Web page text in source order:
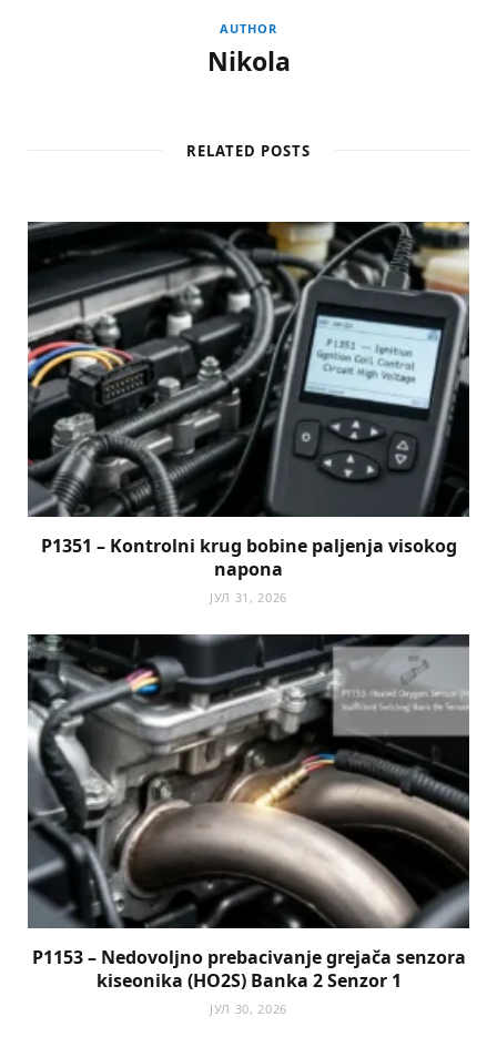
AUTHOR
Nikola
RELATED POSTS
P1351 – Kontrolni krug bobine paljenja visokog
napona
ЈУЛ 31, 2026
P1153 – Nedovoljno prebacivanje grejača senzora
kiseonika (HO2S) Banka 2 Senzor 1
ЈУЛ 30, 2026